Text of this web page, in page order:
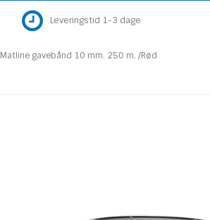
Leveringstid 1-3 dage
Matline gavebånd 10 mm. 250 m. /Rød